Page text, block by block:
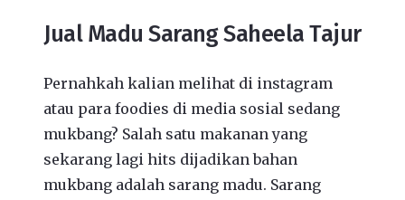
Jual Madu Sarang Saheela Tajur
Pernahkah kalian melihat di instagram
atau para foodies di media sosial sedang
mukbang? Salah satu makanan yang
sekarang lagi hits dijadikan bahan
mukbang adalah sarang madu. Sarang